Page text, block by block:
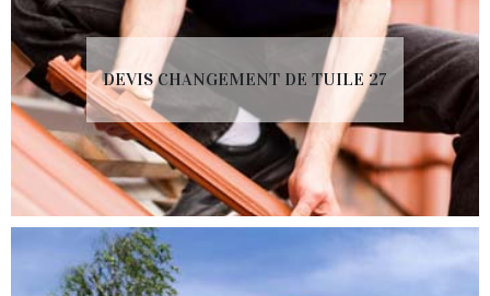
DEVIS CHANGEMENT DE TUILE 27